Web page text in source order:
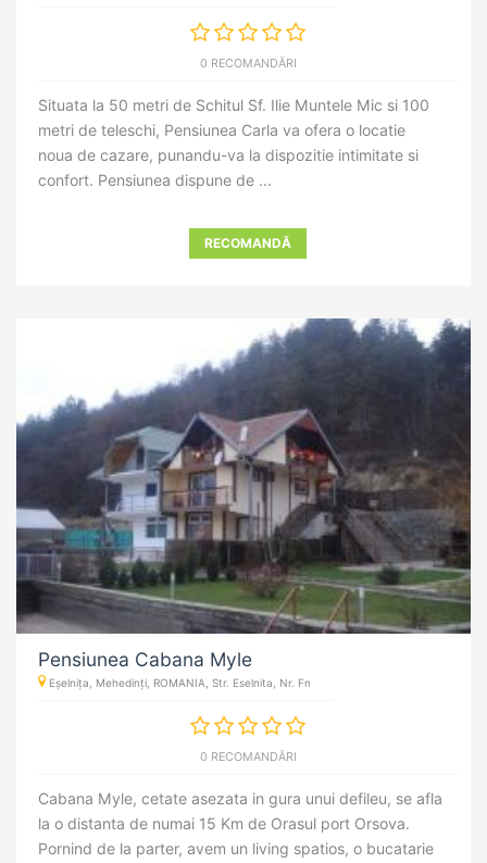
0 RECOMANDĂRI
Situata la 50 metri de Schitul Sf. Ilie Muntele Mic si 100
metri de teleschi, Pensiunea Carla va ofera o locatie
noua de cazare, punandu-va la dispozitie intimitate si
confort. Pensiunea dispune de ...
RECOMANDĂ
Pensiunea Cabana Myle
Eșelnița, Mehedinți, ROMANIA, Str. Eselnita, Nr. Fn
0 RECOMANDĂRI
Cabana Myle, cetate asezata in gura unui defileu, se afla
la o distanta de numai 15 Km de Orasul port Orsova.
Pornind de la parter, avem un living spatios, o bucatarie